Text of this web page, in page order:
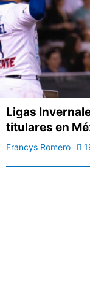
Ligas
titulares en
Francys Romero